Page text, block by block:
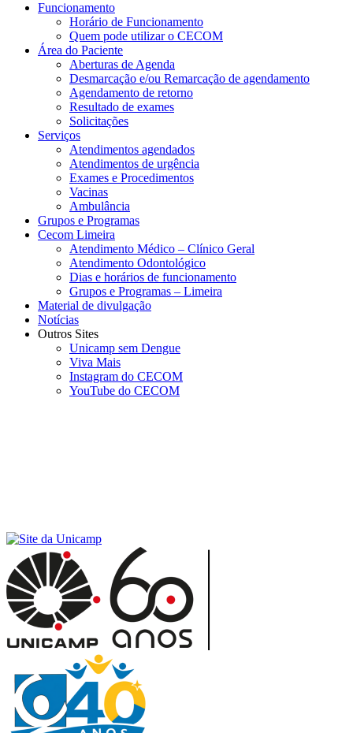
Funcionamento
Horário de Funcionamento
Quem pode utilizar o CECOM
Área do Paciente
Aberturas de Agenda
Desmarcação e/ou Remarcação de agendamento
Agendamento de retorno
Resultado de exames
Solicitações
Serviços
Atendimentos agendados
Atendimentos de urgência
Exames e Procedimentos
Vacinas
Ambulância
Grupos e Programas
Cecom Limeira
Atendimento Médico – Clínico Geral
Atendimento Odontológico
Dias e horários de funcionamento
Grupos e Programas – Limeira
Material de divulgação
Notícias
Outros Sites
Unicamp sem Dengue
Viva Mais
Instagram do CECOM
YouTube do CECOM